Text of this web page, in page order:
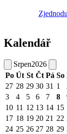
Kalendář
Srpen2026
Po Út St Čt Pá So
27 28 29 30 31 1
3
4 5 6 7 8
10 11 12 13 14 15
17 18 19 20 21 22
24 25 26 27 28 29